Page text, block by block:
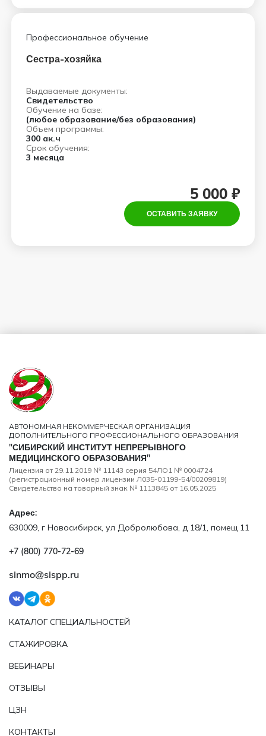
Профессиональное обучение
Сестра-хозяйка
Выдаваемые документы:
Свидетельство
Обучение на базе:
(любое образование/без образования)
Объем программы:
300 ак.ч
Срок обучения:
3 месяца
5 000 ₽
ОСТАВИТЬ ЗАЯВКУ
АВТОНОМНАЯ НЕКОММЕРЧЕСКАЯ ОРГАНИЗАЦИЯ
ДОПОЛНИТЕЛЬНОГО ПРОФЕССИОНАЛЬНОГО ОБРАЗОВАНИЯ
"СИБИРСКИЙ ИНСТИТУТ НЕПРЕРЫВНОГО
МЕДИЦИНСКОГО ОБРАЗОВАНИЯ"
Лицензия от 29.11.2019 № 11143 серия 54ЛО1 № 0004724
(регистрационный номер лицензии Л035-01199-54/00209819)
Свидетельство на товарный знак № 1113845 от 16.05.2025
Адрес:
630009, г Новосибирск, ул Добролюбова, д 18/1, помещ 11
+7 (800) 770‑72‑69
sinmo@sispp.ru
КАТАЛОГ СПЕЦИАЛЬНОСТЕЙ
СТАЖИРОВКА
ВЕБИНАРЫ
ОТЗЫВЫ
ЦЗН
КОНТАКТЫ